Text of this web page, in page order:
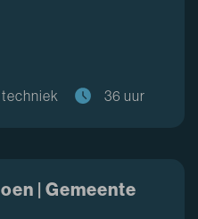
36 uur
| Gemeente